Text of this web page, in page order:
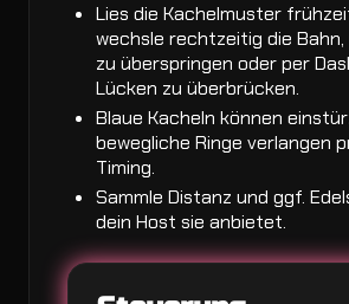
Lies die Kachelmuster
wechsle rechtzeitig die
zu überspringen oder per
Lücken zu überbrücken.
Blaue Kacheln können
bewegliche Ringe verlangen
Timing.
Sammle Distanz und ggf.
dein Host sie anbietet.